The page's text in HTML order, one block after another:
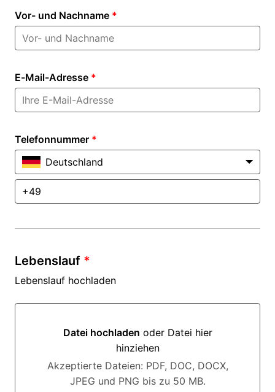
Vor- und Nachname *
E-Mail-Adresse *
Telefonnummer *
Deutschland
Lebenslauf *
Lebenslauf hochladen
Datei hochladen oder Datei hier
hinziehen
Datei hochladen oder Datei hier hinziehen
Akzeptierte Dateien: PDF, DOC, DOCX,
JPEG und PNG bis zu 50 MB.